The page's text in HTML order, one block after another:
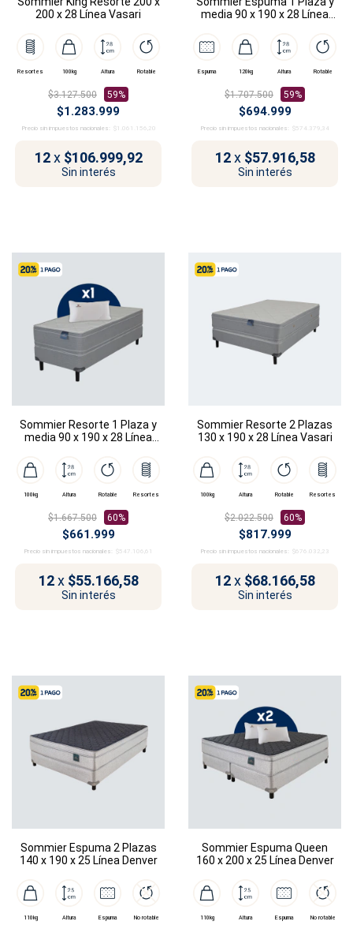
200 x 28 Línea Vasari
Resortes 100kg Altura Rotable
$3.127.500 59%
$1.283.999
Precio sin impuestos nacionales: $1.061.156,20
12 x $106.999,92
Sin interés
media 90 x 190 x 28 Línea
Espuma 120kg Altura Rotable
$1.707.500 59%
$694.999
Precio sin impuestos nacionales: $574.379,34
12 x $57.916,58
Sin interés
Sommier Resorte 1 Plaza y
media 90 x 190 x 28 Línea
100kg Altura Rotable Resortes
$1.667.500 60%
$661.999
Precio sin impuestos nacionales: $547.106,61
12 x $55.166,58
Sin interés
Sommier Resorte 2 Plazas
130 x 190 x 28 Línea Vasari
100kg Altura Rotable Resortes
$2.022.500 60%
$817.999
Precio sin impuestos nacionales: $676.032,23
12 x $68.166,58
Sin interés
Sommier Espuma 2 Plazas
140 x 190 x 25 Línea Denver
110kg Altura Espuma No rotable
Sommier Espuma Queen
160 x 200 x 25 Línea Denver
110kg Altura Espuma No rotable